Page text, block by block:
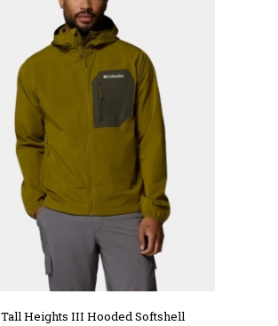
Tall Heights III Hooded Softshell